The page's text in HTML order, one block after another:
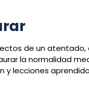
de un atentado,
la normalidad
y lecciones